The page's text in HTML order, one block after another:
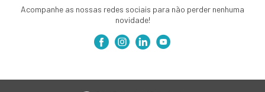
Acompanhe as nossas redes sociais para não perder nenhuma
novidade!